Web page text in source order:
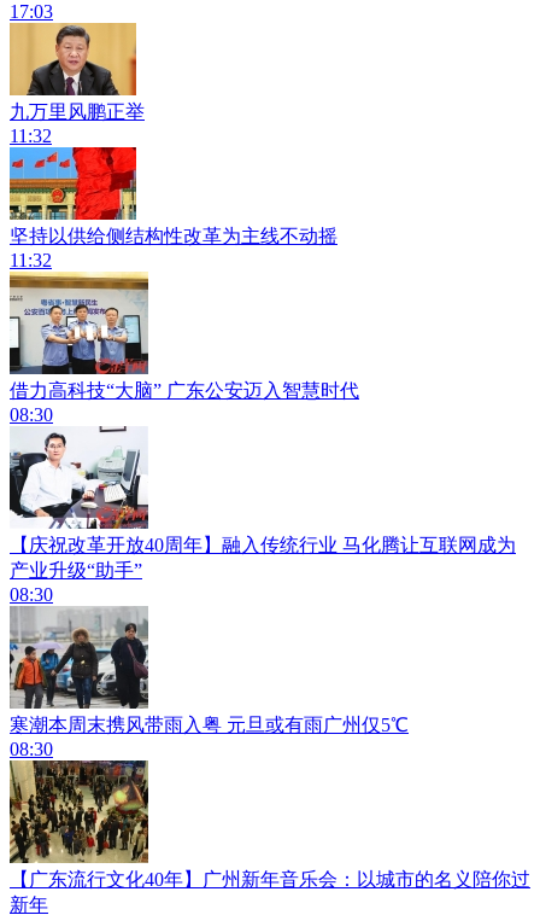
17:03
九万里风鹏正举
11:32
坚持以供给侧结构性改革为主线不动摇
11:32
借力高科技“大脑” 广东公安迈入智慧时代
08:30
【庆祝改革开放40周年】融入传统行业 马化腾让互联网成为
产业升级“助手”
08:30
寒潮本周末携风带雨入粤 元旦或有雨广州仅5℃
08:30
【广东流行文化40年】广州新年音乐会：以城市的名义陪你过
新年